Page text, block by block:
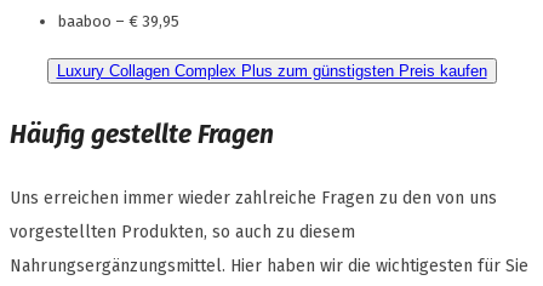
baaboo – € 39,95
Luxury Collagen Complex Plus zum günstigsten Preis kaufen
Häufig gestellte Fragen
Uns erreichen immer wieder zahlreiche Fragen zu den von uns
vorgestellten Produkten, so auch zu diesem
Nahrungsergänzungsmittel. Hier haben wir die wichtigesten für Sie